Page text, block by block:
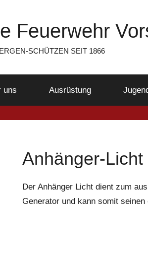
Feuerwehr
SCHÜTZEN SEIT 1866
uns Ausrüstung
Anhänger-Licht
Der Anhänger Licht dient zum
Generator und kann somit